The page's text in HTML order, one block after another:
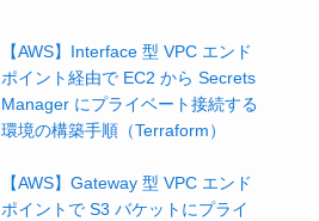
【AWS】Interface 型 VPC エンド
ポイント経由で EC2 から Secrets
Manager にプライベート接続する
環境の構築手順（Terraform）
【AWS】Gateway 型 VPC エンド
ポイントで S3 バケットにプライ